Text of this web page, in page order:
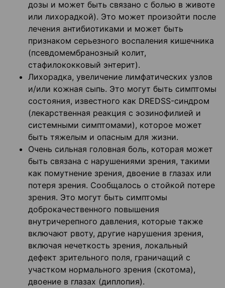
дозы и может быть связано с болью в животе
или лихорадкой). Это может произойти после
лечения антибиотиками и может быть
признаком серьезного воспаления кишечника
(псевдомембранозный колит,
стафилококковый энтерит).
Лихорадка, увеличение лимфатических узлов
и/или кожная сыпь. Это могут быть симптомы
состояния, известного как DREDSS-синдром
(лекарственная реакция с эозинофилией и
системными симптомами), которое может
быть тяжелым и опасным для жизни.
Очень сильная головная боль, которая может
быть связана с нарушениями зрения, такими
как помутнение зрения, двоение в глазах или
потеря зрения. Сообщалось о стойкой потере
зрения. Это могут быть симптомы
доброкачественного повышения
внутричерепного давления, которые также
включают рвоту, другие нарушения зрения,
включая нечеткость зрения, локальный
дефект зрительного поля, граничащий с
участком нормального зрения (скотома),
двоение в глазах (диплопия).